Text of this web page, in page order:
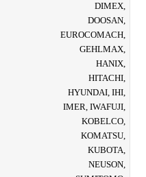
DIMEX,
DOOSAN,
EUROCOMACH,
GEHLMAX,
HANIX,
HITACHI,
HYUNDAI, IHI,
IMER, IWAFUJI,
KOBELCO,
KOMATSU,
KUBOTA,
NEUSON,